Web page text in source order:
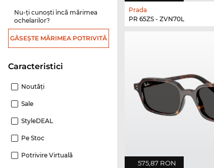
Nu-ți cunoști încă mărimea
ochelarilor?
GĂSEȘTE MĂRIMEA POTRIVITĂ
Caracteristici
Noutăţi
Sale
StyleDEAL
Pe Stoc
Potrivire Virtuală
Prada
PR 65ZS - ZVN70L
575,87 RON